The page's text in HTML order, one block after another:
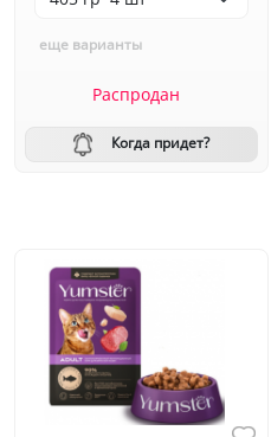
еще варианты
Распродан
Когда придет?